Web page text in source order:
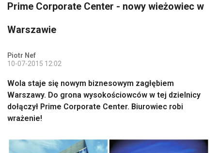
Prime Corporate Center - nowy wieżowiec w
Warszawie
Piotr Nef
10-07-2015 12:02
Wola staje się nowym biznesowym zagłębiem
Warszawy. Do grona wysokościowców w tej dzielnicy
dołączył Prime Corporate Center. Biurowiec robi
wrażenie!